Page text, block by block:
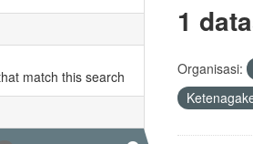
match this search
1
Organisasi: